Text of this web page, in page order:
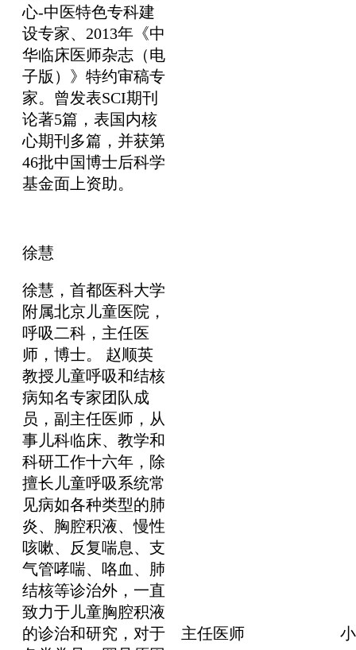
心-中医特色专科建
设专家、2013年《中
华临床医师杂志（电
子版）》特约审稿专
家。曾发表SCI期刊
论著5篇，表国内核
心期刊多篇，并获第
46批中国博士后科学
基金面上资助。
徐慧
徐慧，首都医科大学
附属北京儿童医院，
呼吸二科，主任医
师，博士。 赵顺英
教授儿童呼吸和结核
病知名专家团队成
员，副主任医师，从
事儿科临床、教学和
科研工作十六年，除
擅长儿童呼吸系统常
见病如各种类型的肺
炎、胸腔积液、慢性
咳嗽、反复喘息、支
气管哮喘、咯血、肺
结核等诊治外，一直
致力于儿童胸腔积液
的诊治和研究，对于
主任医师